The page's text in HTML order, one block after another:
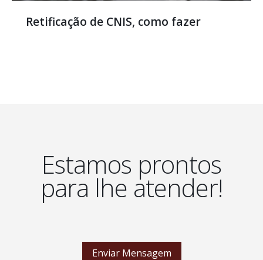
Retificação de CNIS, como fazer
Estamos prontos
para lhe atender!
Enviar Mensagem